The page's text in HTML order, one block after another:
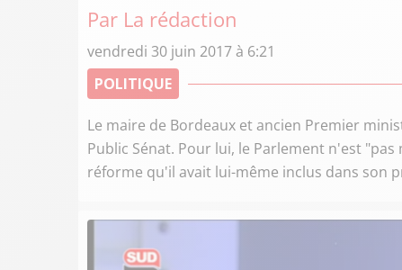
Par La rédaction
vendredi 30 juin 2017 à 6:21
POLITIQUE
Le maire de Bordeaux et ancien Premier
Public Sénat. Pour lui, le Parlement n'est
réforme qu'il avait lui-même inclus dans son